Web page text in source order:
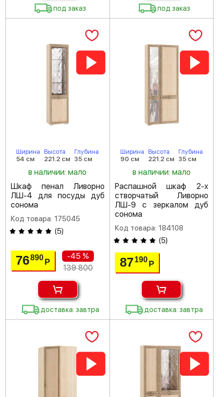
под заказ под заказ
Ширина
54 см
Высота
221.2 см
Глубина
35 см
в наличии: мало
Шкаф пенал Ливорно
ЛШ-4 для посуды дуб
сонома
Код товара: 175045
(5)
76890Р
-45 %
139 800
доставка: завтра
Ширина
90 см
Высота
221.2 см
Глубина
35 см
в наличии: мало
Распашной шкаф 2-х
створчатый Ливорно
ЛШ-9 с зеркалом дуб
сонома
Код товара: 184108
(5)
87 190 Р
доставка: завтра